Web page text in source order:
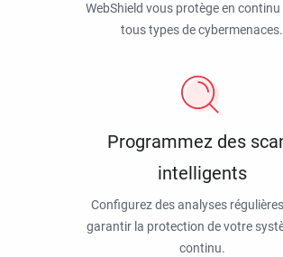
WebShield vous protège en
tous types de cybermenaces.
Programmez des
intelligents
Configurez des analyses
garantir la protection de votre
continu.